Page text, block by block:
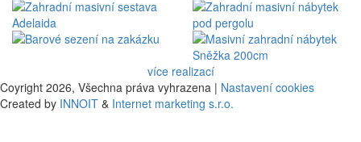
více realizací
Coyright 2026, Všechna práva vyhrazena | Nastavení cookies
Created by INNOIT & Internet marketing s.r.o.